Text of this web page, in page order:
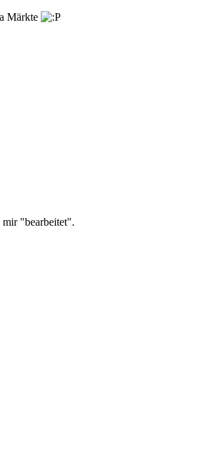
Märkte
mir "bearbeitet".